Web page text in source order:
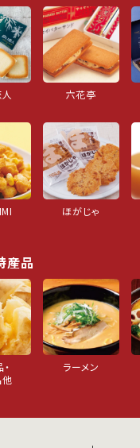
六花亭
ほがじゃ
産品
他
ラーメン